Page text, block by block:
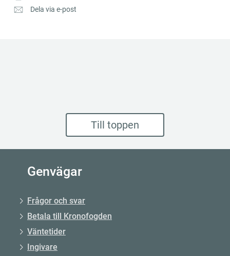
Dela via e-post
Till toppen
Genvägar
Frågor och svar
Betala till Kronofogden
Väntetider
Ingivare